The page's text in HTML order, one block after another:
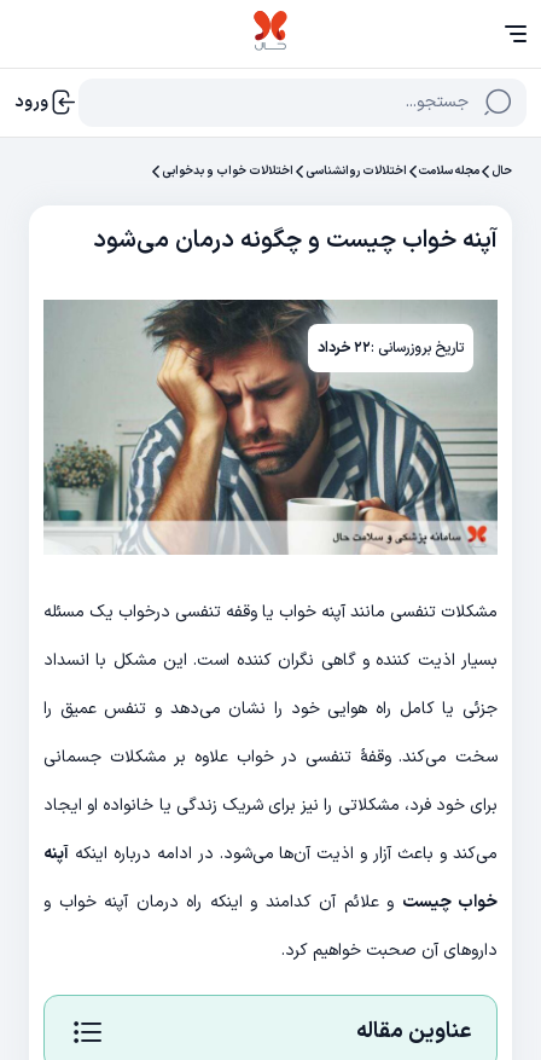
جستجو... ورود
حال مجله سلامت اختلالات روانشناسی اختلالات خواب و بدخوابی
آپنه خواب چیست و چگونه درمان می‌شود
تاریخ بروزرسانی :۲۲ خرداد
مشکلات تنفسی مانند آپنه خواب یا وقفه تنفسی درخواب یک مسئله
بسیار اذیت کننده و گاهی نگران کننده است. این مشکل با انسداد
جزئی یا کامل راه هوایی خود را نشان می‌دهد و تنفس عمیق را
سخت می‌کند. وقفهٔ تنفسی در خواب علاوه بر مشکلات جسمانی
برای خود فرد، مشکلاتی را نیز برای شریک زندگی یا خانواده او ایجاد
می‌کند و باعث آزار و اذیت آن‌‌ها می‌شود. در ادامه درباره اینکه آپنه
خواب چیست و علائم آن کدامند و اینکه راه درمان آپنه خواب و
داروهای آن صحبت خواهیم کرد.
عناوین مقاله